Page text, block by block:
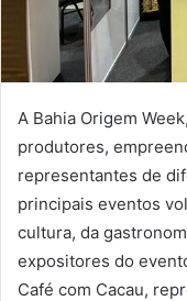
A Bahia Origem
produtores,
representantes de
principais eventos
cultura, da
expositores do
Café com Cacau,